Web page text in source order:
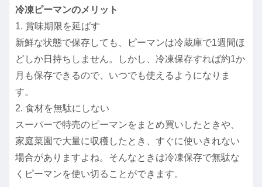
冷凍ピーマンのメリット
1. 賞味期限を延ばす
新鮮な状態で保存しても、ピーマンは冷蔵庫で1週間ほ
どしか日持ちしません。しかし、冷凍保存すれば約1か
月も保存できるので、いつでも使えるようになりま
す。
2. 食材を無駄にしない
スーパーで特売のピーマンをまとめ買いしたときや、
家庭菜園で大量に収穫したとき、すぐに使いきれない
場合がありますよね。そんなときは冷凍保存で無駄な
くピーマンを使い切ることができます。